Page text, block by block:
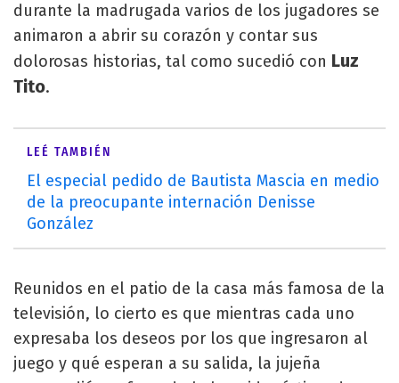
durante la madrugada varios de los jugadores se
animaron a abrir su corazón y contar sus
dolorosas historias, tal como sucedió con Luz
Tito.
LEÉ TAMBIÉN
El especial pedido de Bautista Mascia en medio
de la preocupante internación Denisse
González
Reunidos en el patio de la casa más famosa de la
televisión, lo cierto es que mientras cada uno
expresaba los deseos por los que ingresaron al
juego y qué esperan a su salida, la jujeña